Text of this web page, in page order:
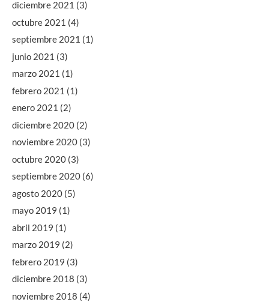
diciembre 2021 (3)
octubre 2021 (4)
septiembre 2021 (1)
junio 2021 (3)
marzo 2021 (1)
febrero 2021 (1)
enero 2021 (2)
diciembre 2020 (2)
noviembre 2020 (3)
octubre 2020 (3)
septiembre 2020 (6)
agosto 2020 (5)
mayo 2019 (1)
abril 2019 (1)
marzo 2019 (2)
febrero 2019 (3)
diciembre 2018 (3)
noviembre 2018 (4)